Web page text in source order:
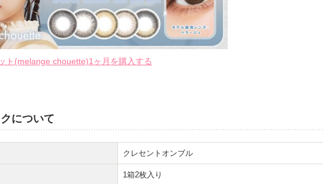
ト(melange chouette)1ヶ月を購入する
について
クレセントオンブル
1箱2枚入り